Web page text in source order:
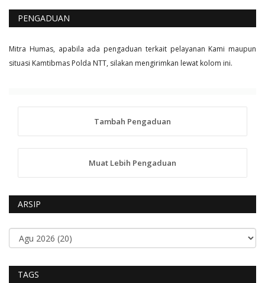
PENGADUAN
Mitra Humas, apabila ada pengaduan terkait pelayanan Kami maupun
situasi Kamtibmas Polda NTT, silakan mengirimkan lewat kolom ini.
Tambah Pengaduan
Muat Lebih Pengaduan
ARSIP
TAGS